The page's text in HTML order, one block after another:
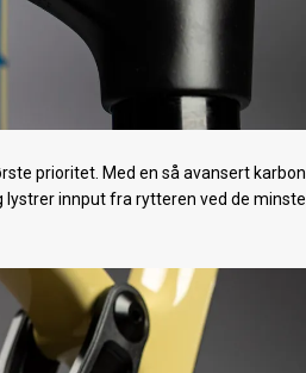
prioritet. Med en så avansert
lystrer innput fra rytteren ved de